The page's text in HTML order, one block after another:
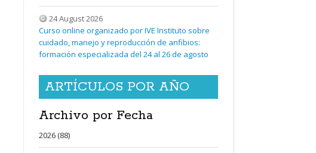
24 August 2026
Curso online organizado por IVE Instituto sobre
cuidado, manejo y reproducción de anfibios:
formación especializada del 24 al 26 de agosto
ARTÍCULOS POR AÑO
Archivo por Fecha
2026 (88)